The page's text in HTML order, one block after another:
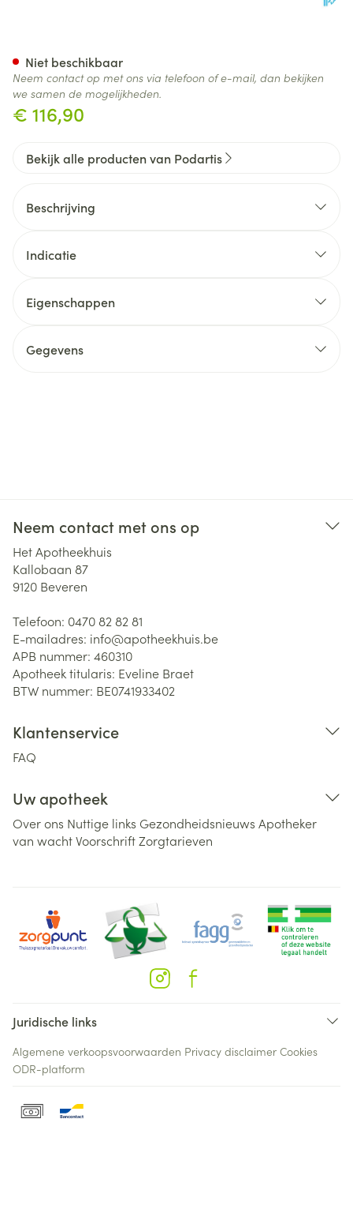
€ 116,90
Niet beschikbaar
Neem contact op met ons via telefoon of e-mail, dan bekijken
we samen de mogelijkheden.
Bekijk alle producten van Podartis
Beschrijving
Indicatie
Eigenschappen
Gegevens
Neem contact met ons op
Het Apotheekhuis
Kallobaan 87
9120 Beveren
Telefoon: 0470 82 82 81
E-mailadres: info@apotheekhuis.be
APB nummer: 460310
Apotheek titularis: Eveline Braet
BTW nummer: BE0741933402
Klantenservice
FAQ
Uw apotheek
Over ons Nuttige links Gezondheidsnieuws Apotheker
van wachtVoorschriftZorgtarieven
Juridische links
Algemene verkoopsvoorwaarden Privacy disclaimer Cookies
ODR-platform